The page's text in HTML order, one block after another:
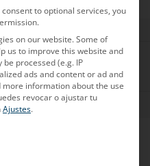
to optional services, you
on our website. Some of
us to improve this website and
be processed (e.g. IP
ads and content or ad and
more information about the use
revocar o ajustar tu
Ajustes.
LISTA DE LOS GRUPOS